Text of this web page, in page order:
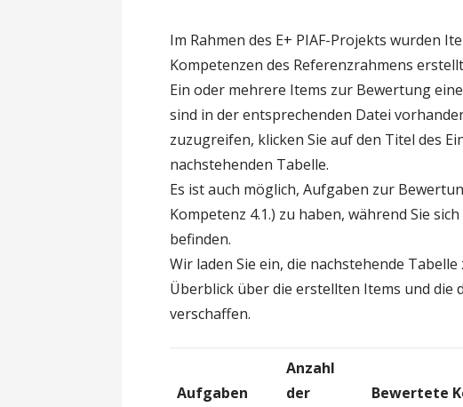
Im Rahmen des E+ PIAF-Projekts wurden
Kompetenzen des Referenzrahmens
Ein oder mehrere Items zur Bewertung
sind in der entsprechenden Datei
zuzugreifen, klicken Sie auf den Titel des
nachstehenden Tabelle.
Es ist auch möglich, Aufgaben zur
Kompetenz 4.1.) zu haben, während Sie
befinden.
Wir laden Sie ein, die nachstehende
Überblick über die erstellten Items und die
verschaffen.
Aufgaben
Anzahl
der
Bewertete